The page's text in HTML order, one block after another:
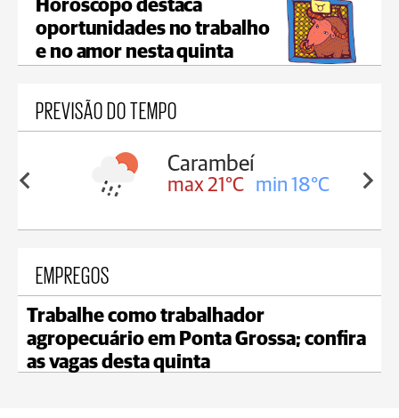
Horóscopo destaca
oportunidades no trabalho
e no amor nesta quinta
PREVISÃO DO TEMPO
18°C
Jaguariaíva
max 22°C min 19°C
EMPREGOS
Trabalhe como trabalhador
agropecuário em Ponta Grossa; confira
as vagas desta quinta